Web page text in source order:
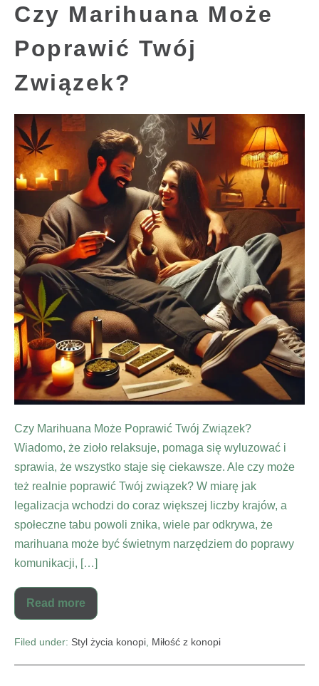
Czy Marihuana Może
Poprawić Twój
Związek?
Czy Marihuana Może Poprawić Twój Związek?
Wiadomo, że zioło relaksuje, pomaga się wyluzować i
sprawia, że wszystko staje się ciekawsze. Ale czy może
też realnie poprawić Twój związek? W miarę jak
legalizacja wchodzi do coraz większej liczby krajów, a
społeczne tabu powoli znika, wiele par odkrywa, że
marihuana może być świetnym narzędziem do poprawy
komunikacji, […]
Read more
Filed under: Styl życia konopi Miłość z konopi